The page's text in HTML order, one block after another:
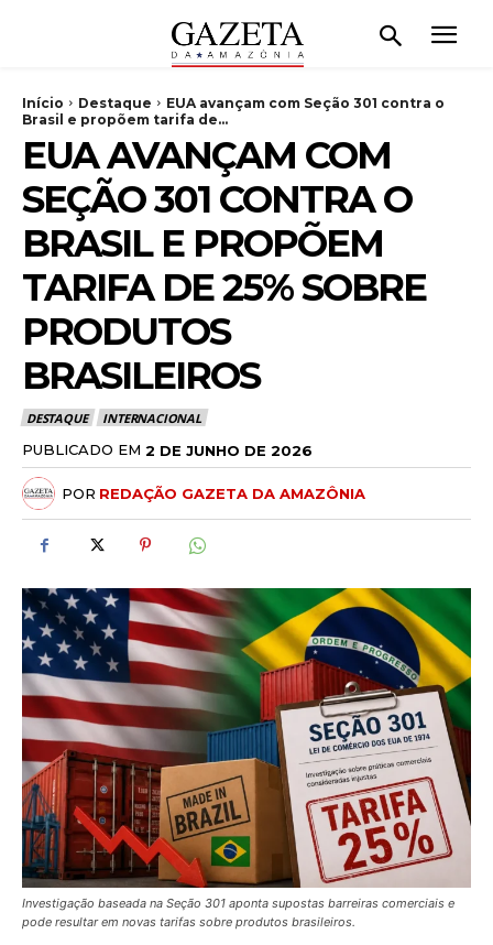
Início Destaque
EUA avançam com Seção 301 contra o
Brasil e propõem tarifa de...
EUA AVANÇAM COM
SEÇÃO 301 CONTRA O
BRASIL E PROPÕEM
TARIFA DE 25% SOBRE
PRODUTOS
BRASILEIROS
DESTAQUE INTERNACIONAL
PUBLICADO EM 2 DE JUNHO DE 2026
POR REDAÇÃO GAZETA DA AMAZÔNIA
Investigação baseada na Seção 301 aponta supostas barreiras comerciais e
pode resultar em novas tarifas sobre produtos brasileiros.